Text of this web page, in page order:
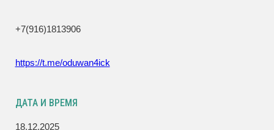
+7(916)1813906
https://t.me/oduwan4ick
ДАТА И ВРЕМЯ
18.12.2025